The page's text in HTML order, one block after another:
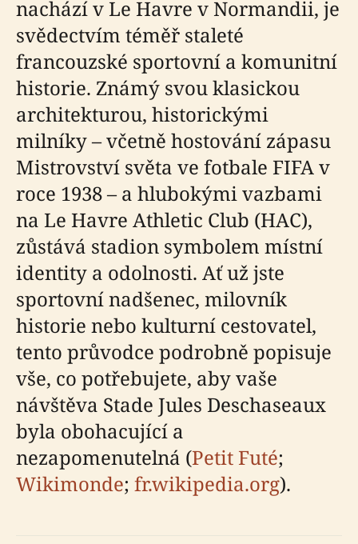
nachází v Le Havre v Normandii, je
svědectvím téměř staleté
francouzské sportovní a komunitní
historie. Známý svou klasickou
architekturou, historickými
milníky – včetně hostování zápasu
Mistrovství světa ve fotbale FIFA v
roce 1938 – a hlubokými vazbami
na Le Havre Athletic Club (HAC),
zůstává stadion symbolem místní
identity a odolnosti. Ať už jste
sportovní nadšenec, milovník
historie nebo kulturní cestovatel,
tento průvodce podrobně popisuje
vše, co potřebujete, aby vaše
návštěva Stade Jules Deschaseaux
byla obohacující a
nezapomenutelná (Petit Futé;
Wikimonde; fr.wikipedia.org).